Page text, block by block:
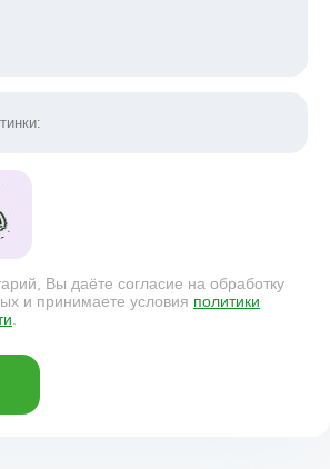
Вы даёте согласие на обработку
и принимаете условия политики
.